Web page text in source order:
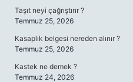
Taşıt neyi çağrıştırır ?
Temmuz 25, 2026
Kasaplık belgesi nereden alınır ?
Temmuz 25, 2026
Kastek ne demek ?
Temmuz 24, 2026